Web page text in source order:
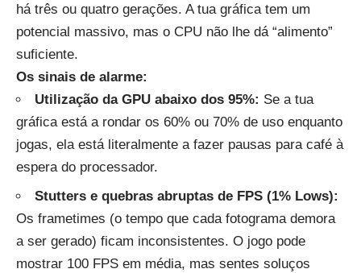
há três ou quatro gerações. A tua gráfica tem um
potencial massivo, mas o CPU não lhe dá “alimento”
suficiente.
Os sinais de alarme:
Utilização da GPU abaixo dos 95%: Se a tua
gráfica está a rondar os 60% ou 70% de uso enquanto
jogas, ela está literalmente a fazer pausas para café à
espera do processador.
Stutters e quebras abruptas de FPS (1% Lows):
Os frametimes (o tempo que cada fotograma demora
a ser gerado) ficam inconsistentes. O jogo pode
mostrar 100 FPS em média, mas sentes soluços